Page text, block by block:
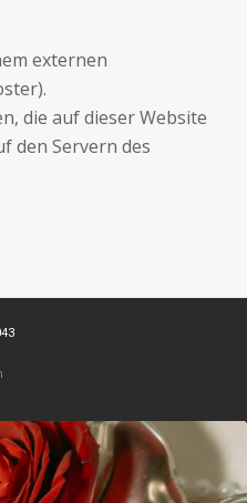
externen
die auf dieser Website
den Servern des